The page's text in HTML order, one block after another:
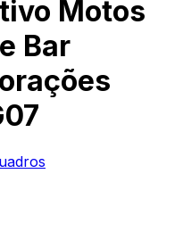
Motos
Bar